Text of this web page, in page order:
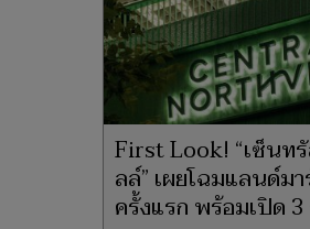
First Look! “เซ็นท
ลล์” เผยโฉมแลนด์ม
ครั้งแรก พร้อมเปิด 3